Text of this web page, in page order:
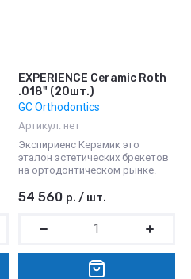
EXPERIENCE Ceramic Roth
.018" (20шт.)
GC Orthodontics
Артикул: нет
Экспириенс Керамик это
эталон эстетических брекетов
на ортодонтическом рынке.
54 560 р. / шт.